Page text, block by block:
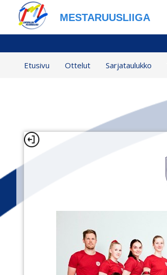
MESTARUUSLIIGA
Etusivu Ottelut Sarjataulukko